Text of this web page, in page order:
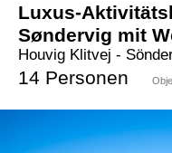
Luxus-
Søndervig mit
Houvig Klitvej -
14 Personen